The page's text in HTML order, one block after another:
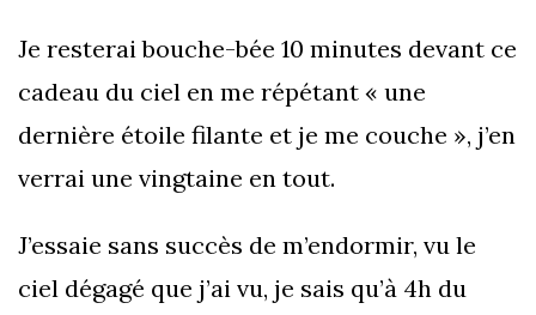
Je resterai bouche-bée 10 minutes devant ce
cadeau du ciel en me répétant « une
dernière étoile filante et je me couche », j’en
verrai une vingtaine en tout.
J’essaie sans succès de m’endormir, vu le
ciel dégagé que j’ai vu, je sais qu’à 4h du